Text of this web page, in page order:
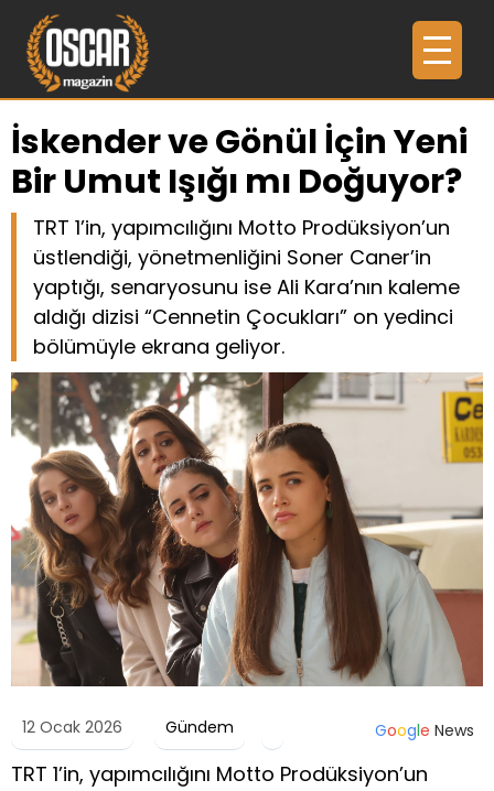
İskender ve Gönül İçin Yeni
Bir Umut Işığı mı Doğuyor?
TRT 1’in, yapımcılığını Motto Prodüksiyon’un
üstlendiği, yönetmenliğini Soner Caner’in
yaptığı, senaryosunu ise Ali Kara’nın kaleme
aldığı dizisi “Cennetin Çocukları” on yedinci
bölümüyle ekrana geliyor.
12 Ocak 2026 Gündem Google News
TRT 1’in, yapımcılığını Motto Prodüksiyon’un